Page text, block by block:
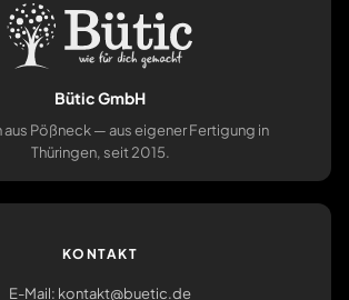
Bütic GmbH
aus Pößneck — aus eigener Fertigung in
Thüringen, seit 2015.
KONTAKT
E-Mail: kontakt@buetic.de